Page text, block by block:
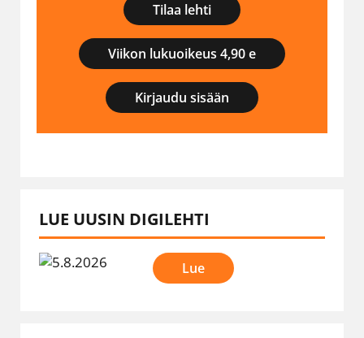
Tilaa lehti
Viikon lukuoikeus 4,90 e
Kirjaudu sisään
LUE UUSIN DIGILEHTI
Lue